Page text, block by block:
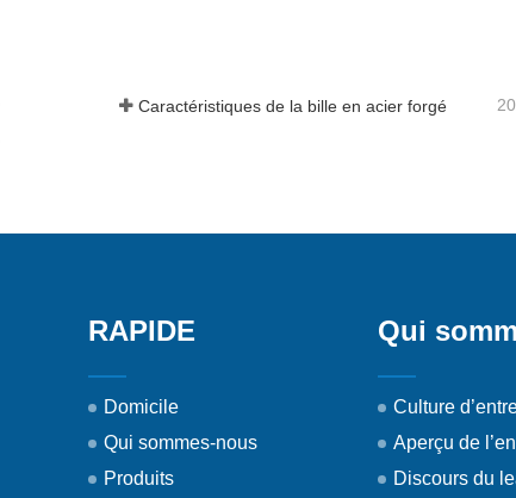
Caractéristiques de la bille en acier forgé
RAPIDE
Domicile
Qui sommes-nous
Produits
Qui
Culture
Aperçu de
Discours du